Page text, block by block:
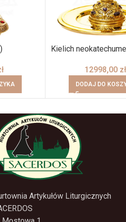
Kielich
12998,00 zł
DODAJ DO
Artykułów Liturgicznych